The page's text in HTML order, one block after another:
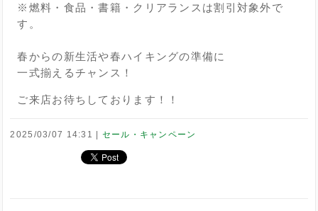
※燃料・食品・書籍・クリアランスは割引対象外で
す。
春からの新生活や春ハイキングの準備に
一式揃えるチャンス！
ご来店お待ちしております！！
2025/03/07 14:31 セール・キャンペーン